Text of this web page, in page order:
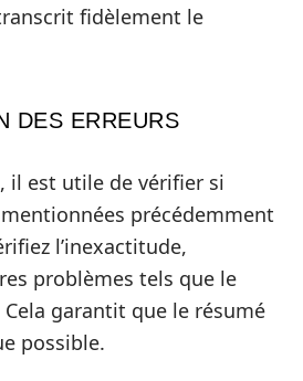
fidèlement le
DES ERREURS
il est utile de vérifier si
précédemment
l’inexactitude,
problèmes tels que le
garantit que le résumé
possible.